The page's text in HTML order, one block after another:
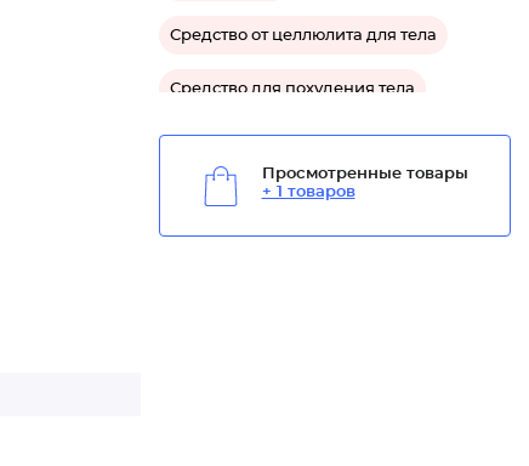
Средство от целлюлита для тела
Средство для похудения тела
Просмотренные товары
+ 1 товаров